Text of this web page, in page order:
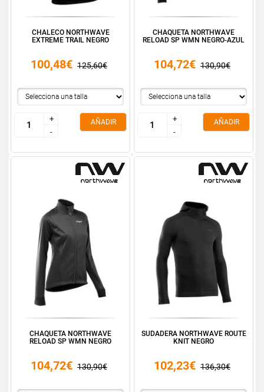
CHALECO NORTHWAVE
EXTREME TRAIL NEGRO
100,48€ 125,60€
+
-
+
-
AÑADIR
CHAQUETA NORTHWAVE
RELOAD SP WMN NEGRO-AZUL
104,72€ 130,90€
+
-
+
-
AÑADIR
CHAQUETA NORTHWAVE
RELOAD SP WMN NEGRO
104,72€ 130,90€
SUDADERA NORTHWAVE ROUTE
KNIT NEGRO
102,23€ 136,30€